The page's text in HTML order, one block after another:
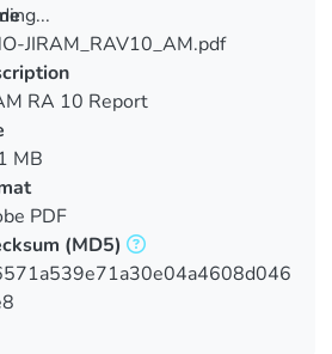
JIRAM_RAV10_AM.pdf
RA 10 Report
MB
PDF
(MD5)